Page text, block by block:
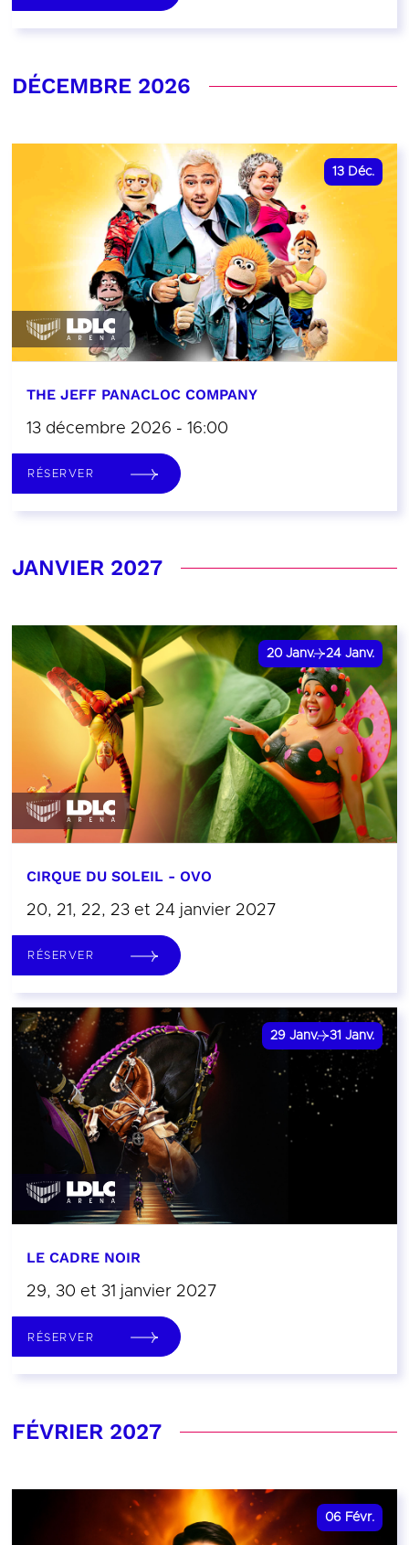
DÉCEMBRE 2026
13 Déc.
THE JEFF PANACLOC COMPANY
13 décembre 2026 - 16:00
RÉSERVER
JANVIER 2027
20 Janv. 24 Janv.
CIRQUE DU SOLEIL - OVO
20, 21, 22, 23 et 24 janvier 2027
RÉSERVER
29 Janv. 31 Janv.
LE CADRE NOIR
29, 30 et 31 janvier 2027
RÉSERVER
FÉVRIER 2027
06 Févr.